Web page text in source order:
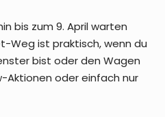
bis zum 9. April warten
Weg ist praktisch, wenn du
bist oder den Wagen
Aktionen oder einfach nur